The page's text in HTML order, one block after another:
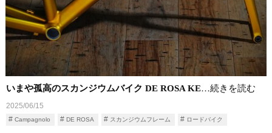
いまや孤高のスカンジウムバイク DE ROSA KE…続きを読む
2025/06/15
Campagnolo DE ROSA スカンジウムフレーム ロードバイク